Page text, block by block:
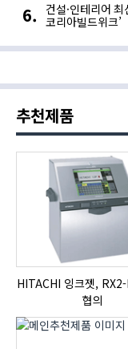
건설·인테리어
코리아빌드위크’
추천제품
HITACHI 잉크젯,
협의